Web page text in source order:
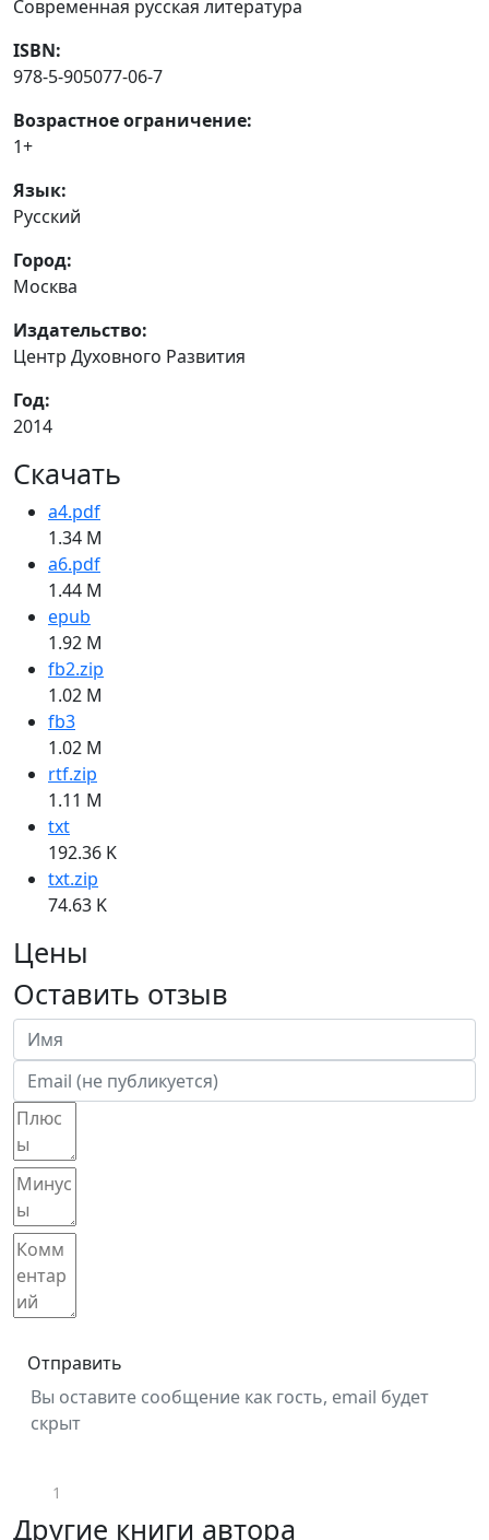
Современная русская литература
ISBN:
978-5-905077-06-7
Возрастное ограничение:
1+
Язык:
Русский
Город:
Москва
Издательство:
Центр Духовного Развития
Год:
2014
Скачать
a4.pdf
1.34 M
a6.pdf
1.44 M
epub
1.92 M
fb2.zip
1.02 M
fb3
1.02 M
rtf.zip
1.11 M
txt
192.36 K
txt.zip
74.63 K
Цены
Оставить отзыв
Отправить
Вы оставите сообщение как гость, email будет
скрыт
1
Другие книги автора